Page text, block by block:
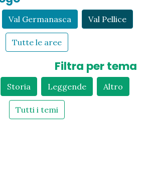
Val Germanasca Val Pellice
Tutte le aree
Filtra per tema
Storia Leggende Altro
Tutti i temi